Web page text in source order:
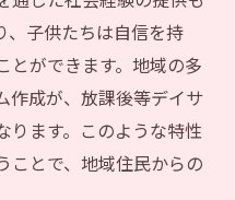
じた絆作り
ントの開催
グラム
た広報活動
円滑に進める方法
、子供たちは自信を持
とができます。地域の多
作成が、放課後等デイサ
ります。このような特性
ことで、地域住民からの